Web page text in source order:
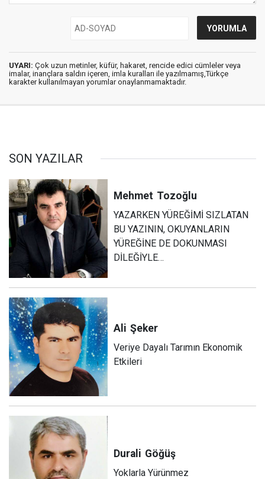
UYARI: Çok uzun metinler, küfür, hakaret, rencide edici cümleler veya
imalar, inançlara saldırı içeren, imla kuralları ile yazılmamış,Türkçe
karakter kullanılmayan yorumlar onaylanmamaktadır.
SON YAZILAR
Mehmet Tozoğlu
YAZARKEN YÜREĞİMİ SIZLATAN
BU YAZININ, OKUYANLARIN
YÜREĞİNE DE DOKUNMASI
DİLEĞİYLE…
Ali Şeker
Veriye Dayalı Tarımın Ekonomik
Etkileri
Durali Göğüş
Yoklarla Yürünmez